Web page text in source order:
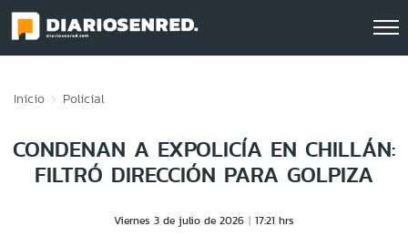
Inicio Policial
CONDENAN A EXPOLICÍA EN CHILLÁN:
FILTRÓ DIRECCIÓN PARA GOLPIZA
Viernes 3 de julio de 2026 17:21 hrs